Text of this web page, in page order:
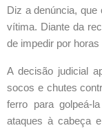
Diz a denúncia,
vítima. Diante da
de impedir por
A decisão judicial
socos e chutes
ferro para golpeá-
ataques à cabeça